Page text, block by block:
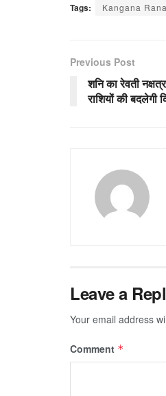
Tags: Kangana
Previous Post
शनि का रेवती
राशियों की बदलेगी
Leave a
Your email address
Comment *